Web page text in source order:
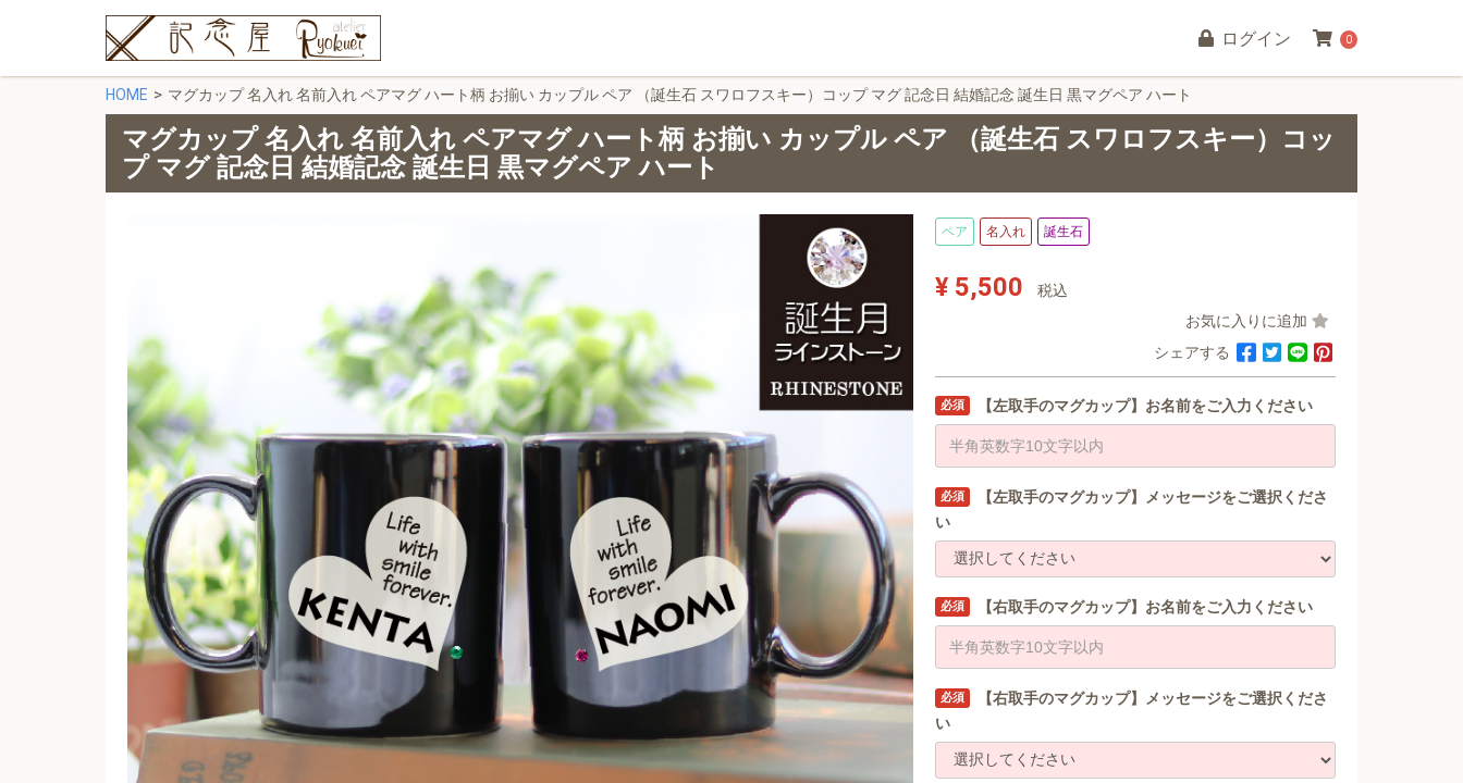
ログイン 0
HOME マグカップ 名入れ 名前入れ ペアマグ ハート柄 お揃い カップル ペア （誕生石 スワロフスキー）コップ マグ 記念日 結婚記念 誕生日 黒マグペア ハート
マグカップ 名入れ 名前入れ ペアマグ ハート柄 お揃い カップル ペア （誕生石 スワロフスキー）コッ
プ マグ 記念日 結婚記念 誕生日 黒マグペア ハート
ペア 名入れ 誕生石
¥ 5,500
税込
お気に入りに追加
シェアする
必須 【左取手のマグカップ】お名前をご入力ください
必須
【左取手のマグカップ】メッセージをご選択くださ
い
必須 【右取手のマグカップ】お名前をご入力ください
必須
【右取手のマグカップ】メッセージをご選択くださ
い